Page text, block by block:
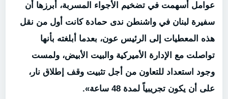
عوامل أسهمت في تضخيم الأجواء المسربة، أبرزها أن
سفيرة لبنان في واشنطن ندى حمادة كانت أول من نقل
هذه المعطيات إلى الرئيس عون، بعدما أبلغته بأنها
تواصلت مع الإدارة الأميركية والبيت الأبيض، ولمست
وجود استعداد للتعاون من أجل تثبيت وقف إطلاق نار،
على أن يكون تجريبياً لمدة 48 ساعة».